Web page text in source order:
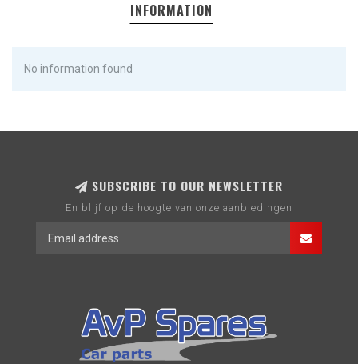
INFORMATION
No information found
SUBSCRIBE TO OUR NEWSLETTER
En blijf op de hoogte van onze aanbiedingen